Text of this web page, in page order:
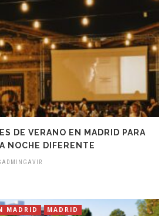
DE VERANO EN MADRID PARA
NOCHE DIFERENTE
MADRID
MADRID